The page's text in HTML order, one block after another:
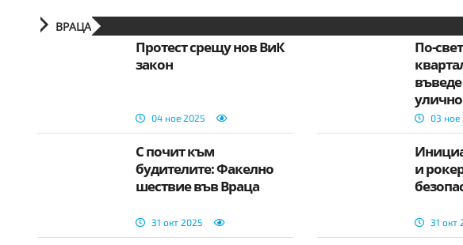
ВРАЦА
Протест срещу нов ВиК
закон
04 ное 2025
По-
03 ное
С почит към
будителите: Факелно
шествие във Враца
31 окт 2025
и
31 окт